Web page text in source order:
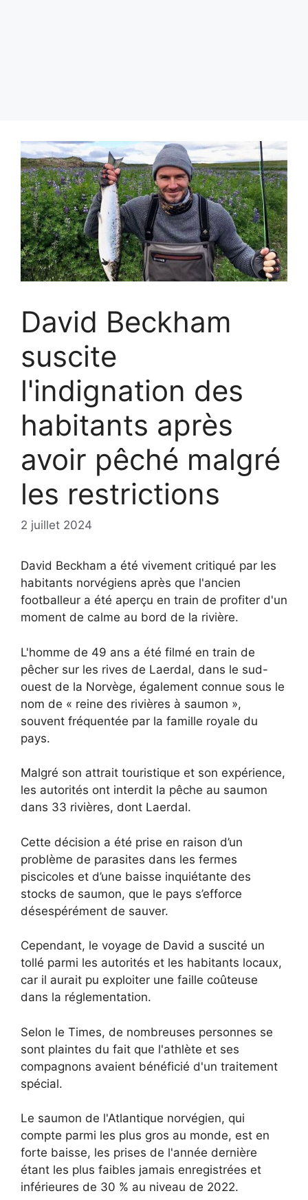
David Beckham
suscite
l'indignation des
habitants après
avoir pêché malgré
les restrictions
2 juillet 2024
David Beckham a été vivement critiqué par les
habitants norvégiens après que l'ancien
footballeur a été aperçu en train de profiter d'un
moment de calme au bord de la rivière.
L'homme de 49 ans a été filmé en train de
pêcher sur les rives de Laerdal, dans le sud-
ouest de la Norvège, également connue sous le
nom de « reine des rivières à saumon »,
souvent fréquentée par la famille royale du
pays.
Malgré son attrait touristique et son expérience,
les autorités ont interdit la pêche au saumon
dans 33 rivières, dont Laerdal.
Cette décision a été prise en raison d’un
problème de parasites dans les fermes
piscicoles et d’une baisse inquiétante des
stocks de saumon, que le pays s’efforce
désespérément de sauver.
Cependant, le voyage de David a suscité un
tollé parmi les autorités et les habitants locaux,
car il aurait pu exploiter une faille coûteuse
dans la réglementation.
Selon le Times, de nombreuses personnes se
sont plaintes du fait que l'athlète et ses
compagnons avaient bénéficié d'un traitement
spécial.
Le saumon de l'Atlantique norvégien, qui
compte parmi les plus gros au monde, est en
forte baisse, les prises de l'année dernière
étant les plus faibles jamais enregistrées et
inférieures de 30 % au niveau de 2022.